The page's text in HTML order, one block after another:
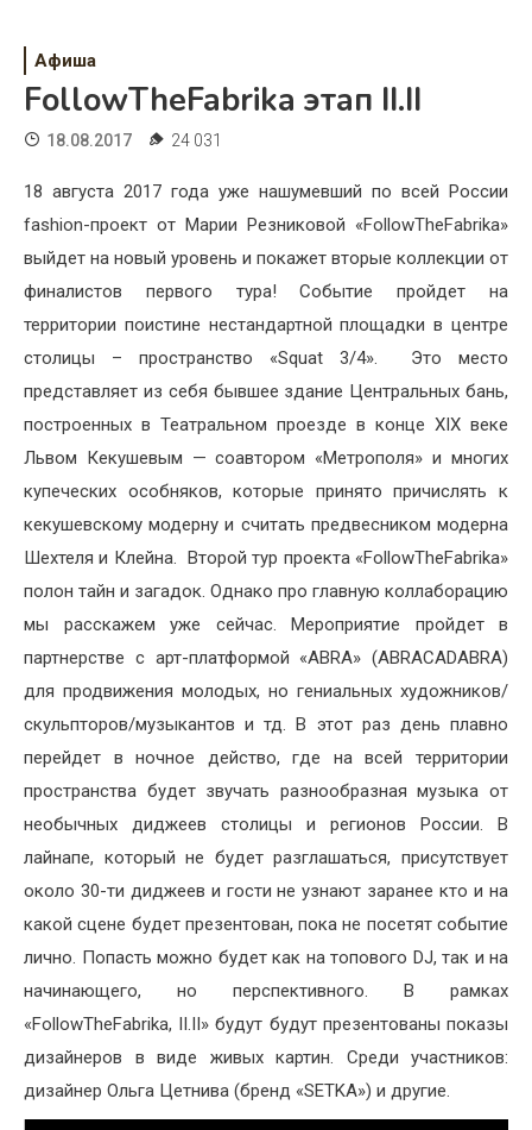
Дети
Свадьба
Хобби
Недвижимость
Афиша
FollowTheFabrika этап II.II
18.08.2017 24 031
18 августа 2017 года уже нашумевший по всей России
fashion-проект от Марии Резниковой «FollowTheFabrika»
выйдет на новый уровень и покажет вторые коллекции от
финалистов первого тура! Событие пройдет на
территории поистине нестандартной площадки в центре
столицы – пространство «Squat 3/4». Это место
представляет из себя бывшее здание Центральных бань,
построенных в Театральном проезде в конце XIX веке
Львом Кекушевым — соавтором «Метрополя» и многих
купеческих особняков, которые принято причислять к
кекушевскому модерну и считать предвесником модерна
Шехтеля и Клейна. Второй тур проекта «FollowTheFabrika»
полон тайн и загадок. Однако про главную коллаборацию
мы расскажем уже сейчас. Мероприятие пройдет в
партнерстве с арт-платформой «ABRA» (ABRACADABRA)
для продвижения молодых, но гениальных художников/
скульпторов/музыкантов и тд. В этот раз день плавно
перейдет в ночное действо, где на всей территории
пространства будет звучать разнообразная музыка от
необычных диджеев столицы и регионов России. В
лайнапе, который не будет разглашаться, присутствует
около 30-ти диджеев и гости не узнают заранее кто и на
какой сцене будет презентован, пока не посетят событие
лично. Попасть можно будет как на топового DJ, так и на
начинающего, но перспективного. В рамках
«FollowTheFabrika, II.II» будут будут презентованы показы
дизайнеров в виде живых картин. Среди участников:
дизайнер Ольга Цетнива (бренд «SETKA») и другие.